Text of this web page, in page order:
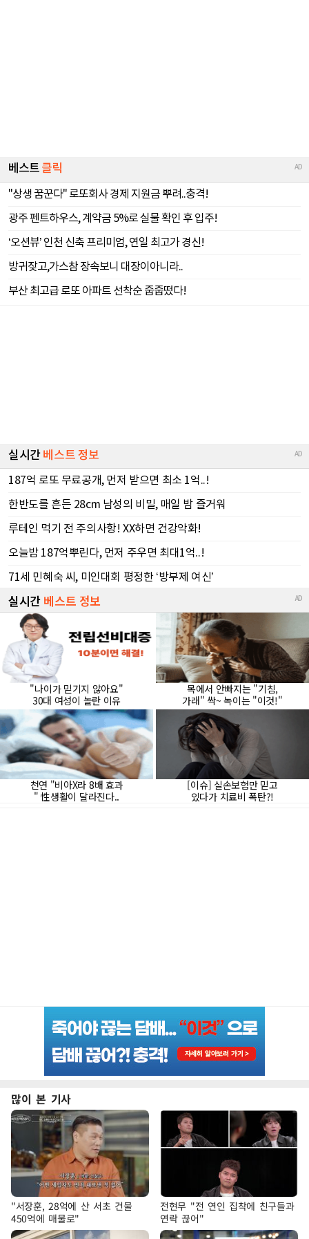
많이 본 기사
"서장훈, 28억에 산 서초 건물
450억에 매물로"
전현무 "전 연인 집착에 친구들과
연락 끊어"